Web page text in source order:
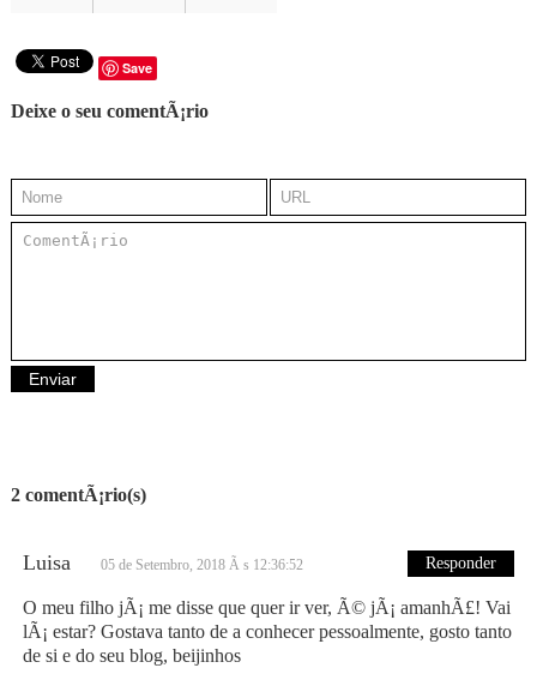
Save
Deixe o seu comentÃ¡rio
2 comentÃ¡rio(s)
Luisa 05 de Setembro, 2018 Ã s 12:36:52 Responder
O meu filho jÃ¡ me disse que quer ir ver, Ã© jÃ¡ amanhÃ£! Vai
lÃ¡ estar? Gostava tanto de a conhecer pessoalmente, gosto tanto
de si e do seu blog, beijinhos